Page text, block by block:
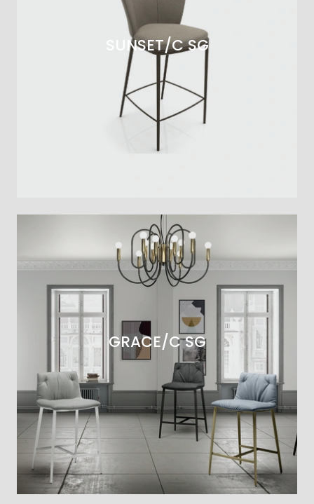
SUNSET/C SG
GRACE/C SG